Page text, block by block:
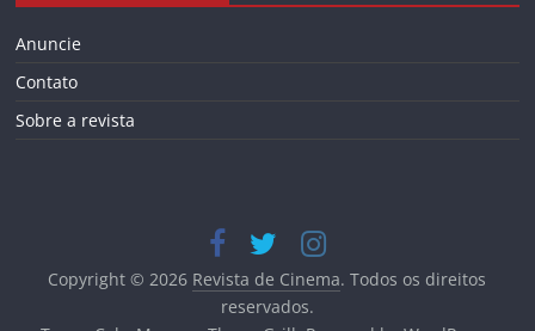
Anuncie
Contato
Sobre a revista
Copyright © 2026 Revista de Cinema. Todos os direitos
reservados.